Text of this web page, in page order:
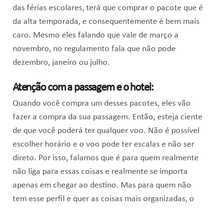
das férias escolares, terá que comprar o pacote que é
da alta temporada, e consequentemente é bem mais
caro. Mesmo eles falando que vale de março a
novembro, no regulamento fala que não pode
dezembro, janeiro ou julho.
Atenção com a passagem e o hotel:
Quando você compra um desses pacotes, eles vão
fazer a compra da sua passagem. Então, esteja ciente
de que você poderá ter qualquer voo. Não é possível
escolher horário e o voo pode ter escalas e não ser
direto. Por isso, falamos que é para quem realmente
não liga para essas coisas e realmente se importa
apenas em chegar ao destino. Mas para quem não
tem esse perfil e quer as coisas mais organizadas, o